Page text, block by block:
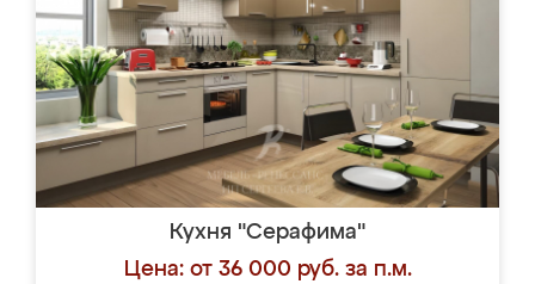
Кухня "Серафима"
Цена: от 36 000 руб. за п.м.